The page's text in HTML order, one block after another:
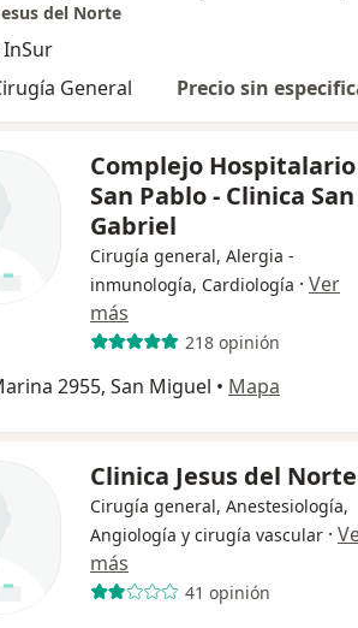
del Norte
General
Precio sin
Complejo Hospitalario
San Pablo - Clinica San
Gabriel
Cirugía general, Alergia -
inmunología, Cardiología · Ver
más
218 opinión
2955, San Miguel • Mapa
Clinica Jesus del Norte
Cirugía general, Anestesiología,
Angiología y cirugía vascular ·
más
41 opinión